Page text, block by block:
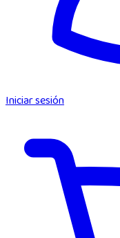
Iniciar sesión